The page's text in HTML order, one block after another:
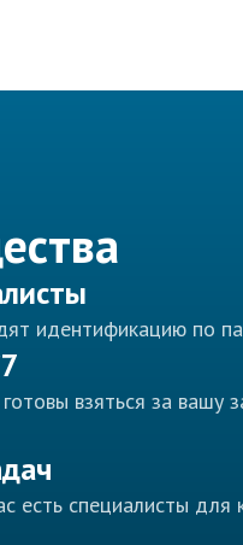
идентификацию по
взяться за вашу
есть специалисты для